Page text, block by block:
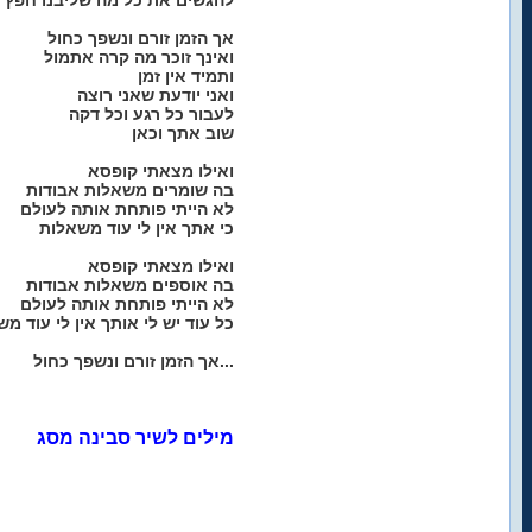
אך הזמן זורם ונשפך כחול
ואינך זוכר מה קרה אתמול
ותמיד אין זמן
ואני יודעת שאני רוצה
לעבור כל רגע וכל דקה
שוב אתך וכאן
ואילו מצאתי קופסא
בה שומרים משאלות אבודות
לא הייתי פותחת אותה לעולם
כי אתך אין לי עוד משאלות
ואילו מצאתי קופסא
בה אוספים משאלות אבודות
לא הייתי פותחת אותה לעולם
כל עוד יש לי אותך אין לי עוד
אך הזמן זורם ונשפך כחול...
מילים לשיר סבינה מסג